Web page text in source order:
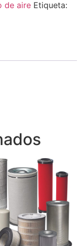
de aire Etiqueta: